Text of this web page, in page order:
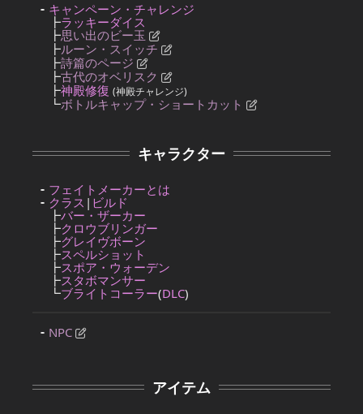
キャンペーン・チャレンジ
┣ラッキーダイス
┣思い出のビー玉
┣ルーン・スイッチ
┣詩篇のページ
┣古代のオベリスク
┣神殿修復 (神殿チャレンジ)
┗ボトルキャップ・ショートカット
キャラクター
フェイトメーカーとは
クラス | ビルド
┣バー・ザーカー
┣クロウブリンガー
┣グレイヴボーン
┣スペルショット
┣スポア・ウォーデン
┣スタボマンサー
┗ブライトコーラー(DLC)
NPC
アイテム